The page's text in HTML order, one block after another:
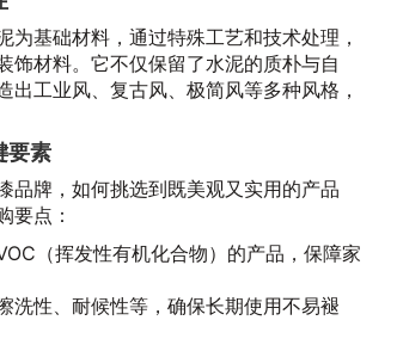
基础材料，通过特殊工艺和技术处理，
饰材料。它不仅保留了水泥的质朴与自
工业风、复古风、极简风等多种风格，
要素
品牌，如何挑选到既美观又实用的产品
要点：
（挥发性有机化合物）的产品，保障家
洗性、耐候性等，确保长期使用不易褪